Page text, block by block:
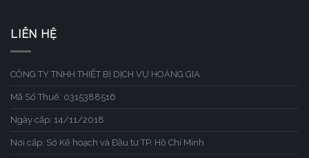
LIÊN HỆ
CÔNG TY TNHH THIẾT BỊ DỊCH VỤ HOÀNG GIA
Mã Số Thuế: 0315388516
Ngày cấp: 14/11/2018
Nơi cấp: Sở Kế hoạch và Đầu tư TP. Hồ Chí Minh